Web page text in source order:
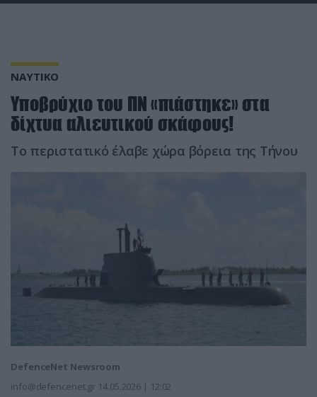
ΝΑΥΤΙΚΟ
Υποβρύχιο του ΠΝ «πιάστηκε» στα
δίχτυα αλιευτικού σκάφους!
Το περιστατικό έλαβε χώρα βόρεια της Τήνου
DefenceNet Newsroom
info@defencenet.gr 14.05.2026 | 12:02